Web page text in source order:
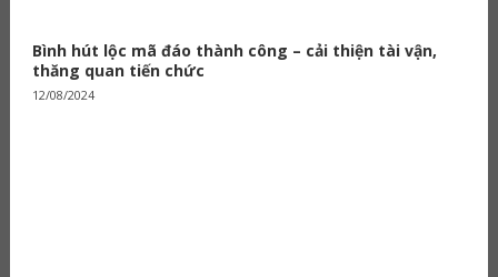
Bình hút lộc mã đáo thành công – cải thiện tài vận,
thăng quan tiến chức
12/08/2024